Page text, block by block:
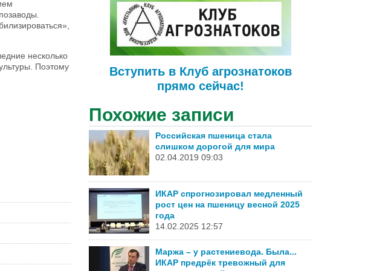
несколько
Поэтому
Вступить в Клуб агрознатоков
прямо сейчас!
Похожие записи
Российская пшеница стала
слишком дорогой для мира
02.04.2019 09:03
ИКАР спрогнозировал медленный
рост цен на пшеницу весной 2025
года
14.02.2025 12:57
Маржа – у растениевода. Была...
ИКАР предрёк тревожный для